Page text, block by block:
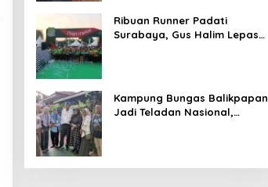
Ribuan Runner Padati
Surabaya, Gus Halim Lepas
Kampung Bungas Balikpapan
Jadi Teladan Nasional,
Berkelanjutan